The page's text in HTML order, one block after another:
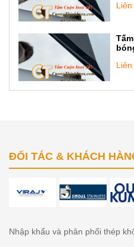
ĐỐI TÁC & KHÁCH
Nhập khẩu và phân phối thép